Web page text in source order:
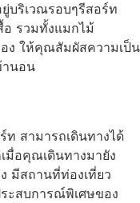
บริเวณรอบๆรีสอร์ท
อ รวมทั้งแมกไม้
ง ให้คุณสัมผัสความเป็น
นอน
ท สามารถเดินทางได้
มื่อคุณเดินทางมายัง
มีสถานที่ท่องเที่ยว
ะสบการณ์พิเศษของ